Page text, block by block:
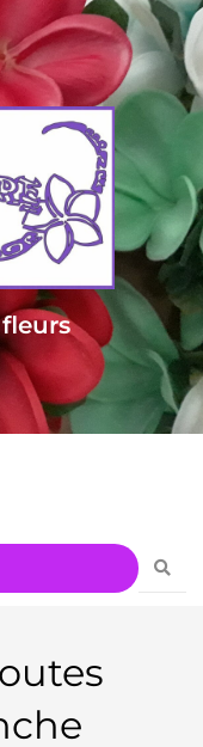
livraison offert dès 85
le reste du monde